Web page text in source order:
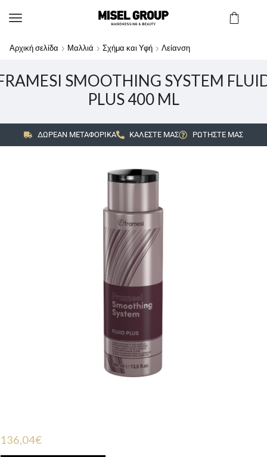
Αρχική σελίδα Μαλλιά Σχήμα και Υφή Λείανση
SMOOTHING SYSTEM
PLUS 400 ML
ΔΩΡΕΑΝ ΜΕΤΑΦΟΡΙΚΑ ΚΑΛΕΣΤΕ ΜΑΣ ΡΩΤΗΣΤΕ ΜΑΣ
136,04€